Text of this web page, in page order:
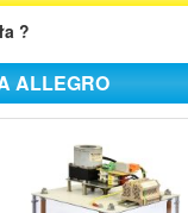
?
ALLEGRO